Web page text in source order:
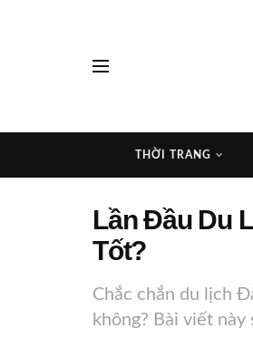
THỜI TRANG
Lần Đầu Du
Tốt?
Chắc chắn du lịch
không? Bài viết